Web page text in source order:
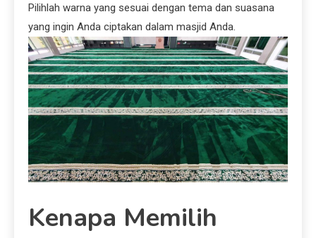
Pilihlah warna yang sesuai dengan tema dan suasana
yang ingin Anda ciptakan dalam masjid Anda.
Kenapa Memilih